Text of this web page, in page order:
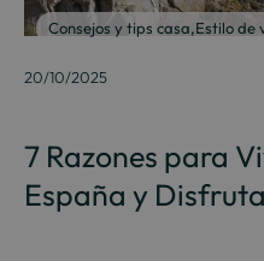
Consejos y tips casa,Estilo de
20/10/2025
7 Razones para
España y